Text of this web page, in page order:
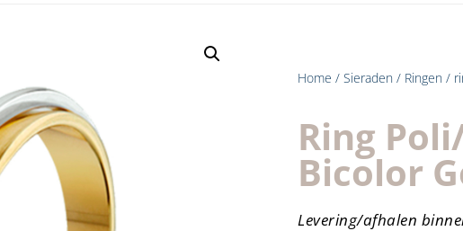
Home / Sieraden / Ringen /
Ring
Bicolor
Levering/afhalen